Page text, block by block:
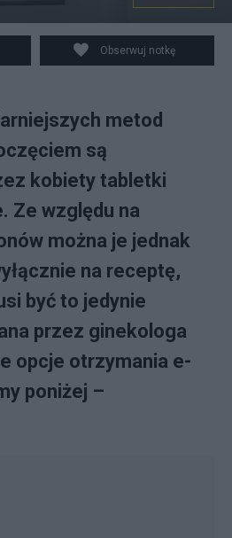
Obserwuj notkę
metod
są
kobiety tabletki
Ze względu na
można je jednak
na receptę,
być to jedynie
przez ginekologa
opcje otrzymania e-
poniżej –